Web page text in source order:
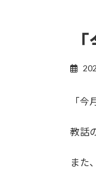
「
教話
また